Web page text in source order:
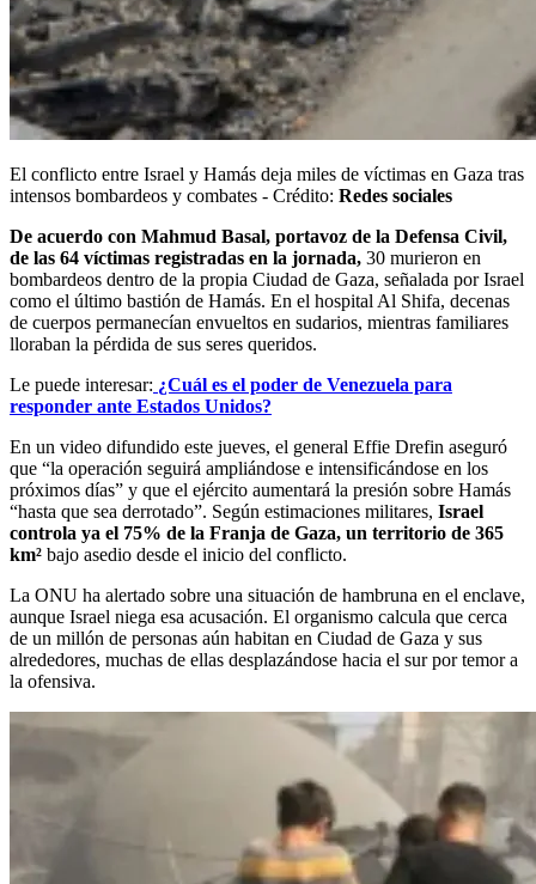
El conflicto entre Israel y Hamás deja miles de víctimas en Gaza tras
intensos bombardeos y combates - Crédito: Redes sociales
De acuerdo con Mahmud Basal, portavoz de la Defensa Civil,
de las 64 víctimas registradas en la jornada, 30 murieron en
bombardeos dentro de la propia Ciudad de Gaza, señalada por Israel
como el último bastión de Hamás. En el hospital Al Shifa, decenas
de cuerpos permanecían envueltos en sudarios, mientras familiares
lloraban la pérdida de sus seres queridos.
Le puede interesar: ¿Cuál es el poder de Venezuela para
responder ante Estados Unidos?
En un video difundido este jueves, el general Effie Drefin aseguró
que “la operación seguirá ampliándose e intensificándose en los
próximos días” y que el ejército aumentará la presión sobre Hamás
“hasta que sea derrotado”. Según estimaciones militares, Israel
controla ya el 75% de la Franja de Gaza, un territorio de 365
km² bajo asedio desde el inicio del conflicto.
La ONU ha alertado sobre una situación de hambruna en el enclave,
aunque Israel niega esa acusación. El organismo calcula que cerca
de un millón de personas aún habitan en Ciudad de Gaza y sus
alrededores, muchas de ellas desplazándose hacia el sur por temor a
la ofensiva.